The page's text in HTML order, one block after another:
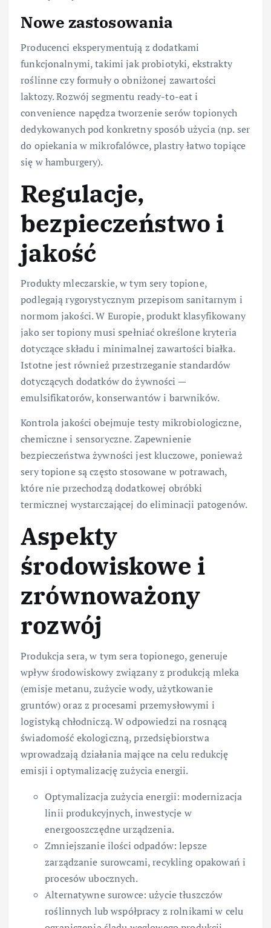
Nowe zastosowania
Producenci eksperymentują z dodatkami
funkcjonalnymi, takimi jak probiotyki, ekstrakty
roślinne czy formuły o obniżonej zawartości
laktozy. Rozwój segmentu ready-to-eat i
convenience napędza tworzenie serów topionych
dedykowanych pod konkretny sposób użycia (np. ser
do opiekania w mikrofalówce, plastry łatwo topiące
się w hamburgery).
Regulacje,
bezpieczeństwo i
jakość
Produkty mleczarskie, w tym sery topione,
podlegają rygorystycznym przepisom sanitarnym i
normom jakości. W Europie, produkt klasyfikowany
jako ser topiony musi spełniać określone kryteria
dotyczące składu i minimalnej zawartości białka.
Istotne jest również przestrzeganie standardów
dotyczących dodatków do żywności —
emulsifikatorów, konserwantów i barwników.
Kontrola jakości obejmuje testy mikrobiologiczne,
chemiczne i sensoryczne. Zapewnienie
bezpieczeństwa żywności jest kluczowe, ponieważ
sery topione są często stosowane w potrawach,
które nie przechodzą dodatkowej obróbki
termicznej wystarczającej do eliminacji patogenów.
Aspekty
środowiskowe i
zrównoważony
rozwój
Produkcja sera, w tym sera topionego, generuje
wpływ środowiskowy związany z produkcją mleka
(emisje metanu, zużycie wody, użytkowanie
gruntów) oraz z procesami przemysłowymi i
logistyką chłodniczą. W odpowiedzi na rosnącą
świadomość ekologiczną, przedsiębiorstwa
wprowadzają działania mające na celu redukcję
emisji i optymalizację zużycia energii.
Optymalizacja zużycia energii: modernizacja
linii produkcyjnych, inwestycje w
energooszczędne urządzenia.
Zmniejszanie ilości odpadów: lepsze
zarządzanie surowcami, recykling opakowań i
procesów ubocznych.
Alternatywne surowce: użycie tłuszczów
roślinnych lub współpracy z rolnikami w celu